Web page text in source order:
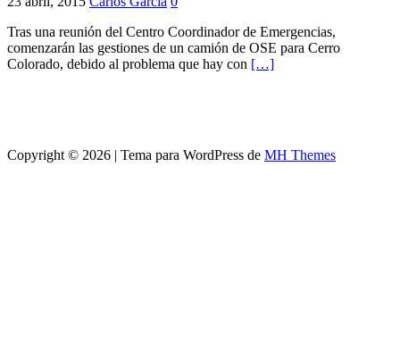
Tras una reunión del Centro Coordinador de Emergencias,
comenzarán las gestiones de un camión de OSE para Cerro
Colorado, debido al problema que hay con […]
Copyright © 2026 | Tema para WordPress de MH Themes